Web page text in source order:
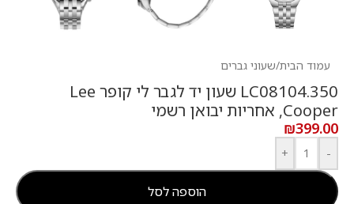
עמוד הבית/שעוני גברים
LC08104.350 שעון יד לגבר לי קופר Lee
Cooper, אחריות יבואן רשמי
₪399.00
-
+
הוספה לסל